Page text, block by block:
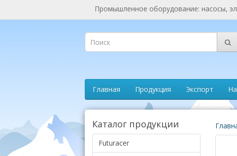
Промышленное оборудование: насосы,
Главная Продукция Экспорт
Каталог продукции
Futuracer